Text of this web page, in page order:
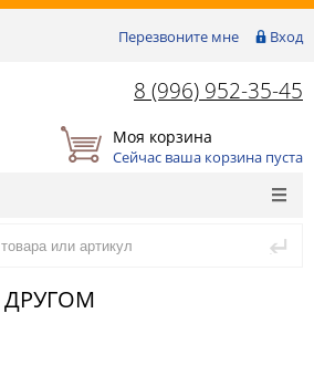
Перезвоните мне Вход
8 (996) 952-35-45
Моя корзина
Сейчас ваша корзина пуста